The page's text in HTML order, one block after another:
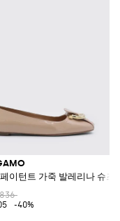
이턴트 가죽 발레리나 슈즈
-40%